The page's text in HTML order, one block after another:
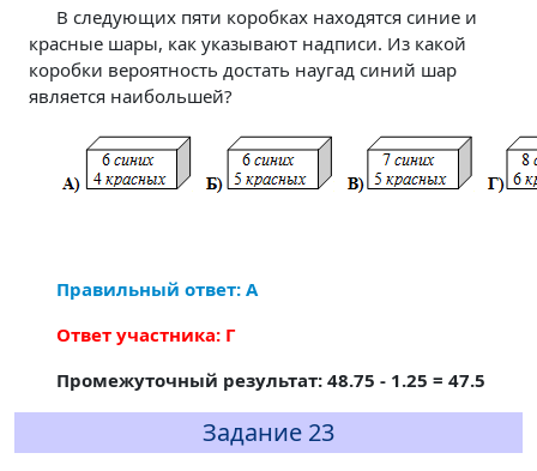
В следующих пяти коробках находятся синие и
красные шары, как указывают надписи. Из какой
коробки вероятность достать наугад синий шар
является наибольшей?
Правильный ответ: А
Ответ участника: Г
Промежуточный результат: 48.75 - 1.25 = 47.5
Задание 23